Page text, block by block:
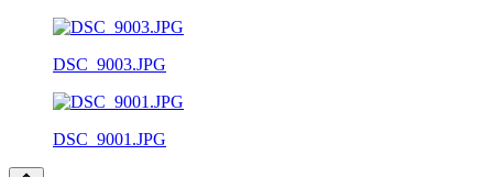
DSC_9003.JPG
DSC_9001.JPG